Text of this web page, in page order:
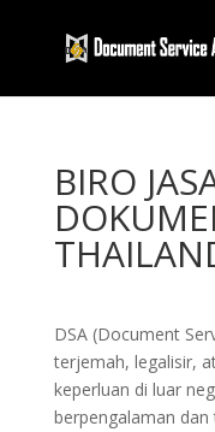
BIRO
DSA (Document
terjemah, legalisir,
keperluan di luar
berpengalaman dan